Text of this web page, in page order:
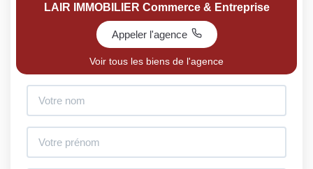
LAIR IMMOBILIER Commerce & Entreprise
Appeler l'agence
Voir tous les biens de l'agence